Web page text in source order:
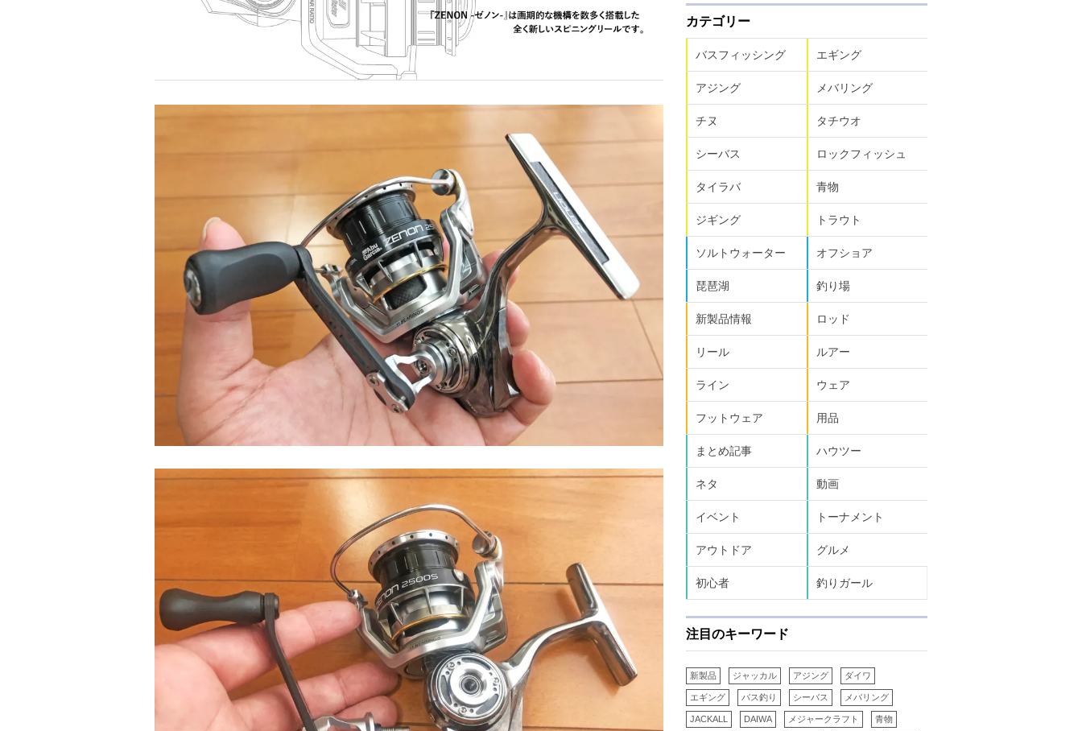
カテゴリー
バスフィッシング エギング
アジング メバリング
チヌ タチウオ
シーバス ロックフィッシュ
タイラバ 青物
ジギング トラウト
ソルトウォーター オフショア
琵琶湖 釣り場
新製品情報 ロッド
リール ルアー
ライン ウェア
フットウェア 用品
まとめ記事 ハウツー
ネタ 動画
イベント トーナメント
アウトドア グルメ
初心者 釣りガール
注目のキーワード
新製品 ジャッカル アジング ダイワ
エギング バス釣り シーバス メバリング
JACKALL DAIWA メジャークラフト 青物